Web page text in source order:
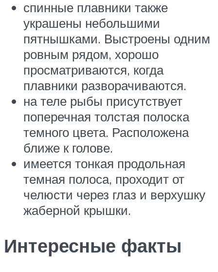
спинные плавники также
украшены небольшими
пятнышками. Выстроены одним
ровным рядом, хорошо
просматриваются, когда
плавники разворачиваются.
на теле рыбы присутствует
поперечная толстая полоска
темного цвета. Расположена
ближе к голове.
имеется тонкая продольная
темная полоса, проходит от
челюсти через глаз и верхушку
жаберной крышки.
Интересные факты